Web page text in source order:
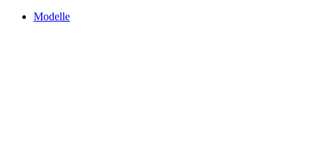
Modelle